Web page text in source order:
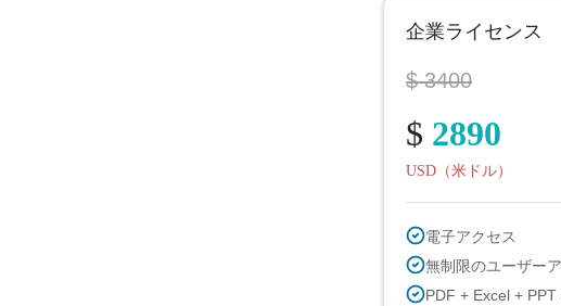
企業ライセンス
$ 3400
$ 2890
USD（米ドル）
電子アクセス
無制限のユーザー
PDF + Excel + PPT